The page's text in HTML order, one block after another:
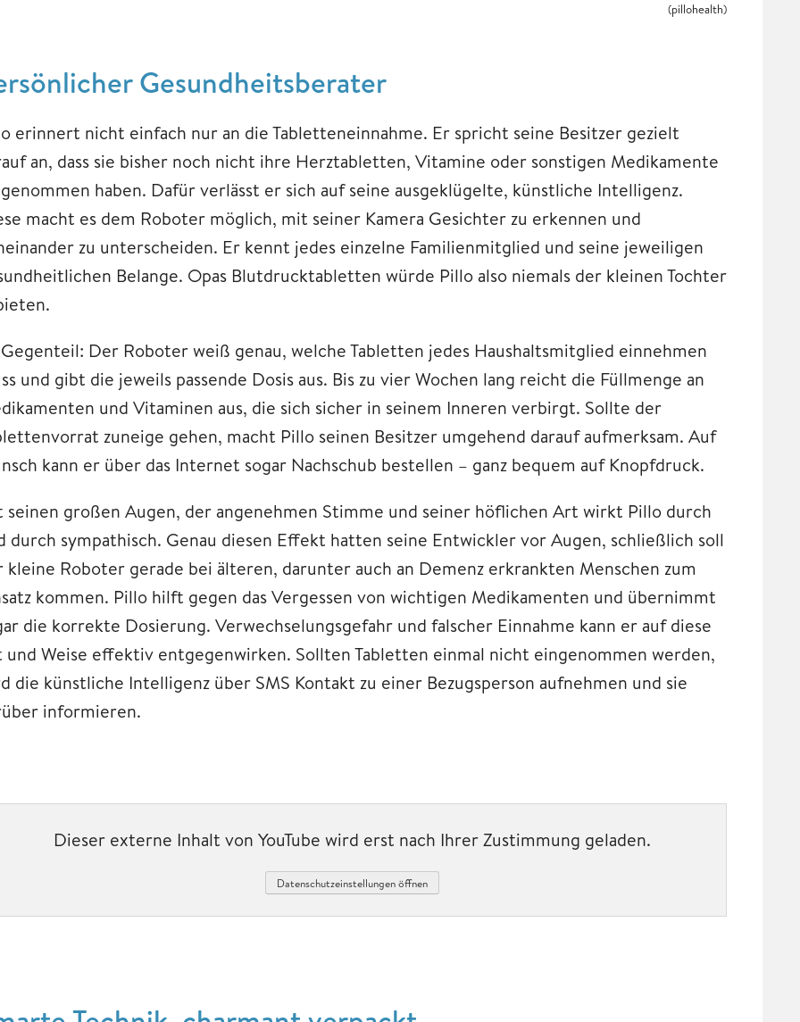
(pillohealth)
Gesundheitsberater
erinnert nicht einfach nur an die Tabletteneinnahme. Er spricht seine Besitzer gezielt
an, dass sie bisher noch nicht ihre Herztabletten, Vitamine oder sonstigen Medikamente
haben. Dafür verlässt er sich auf seine ausgeklügelte, künstliche Intelligenz.
macht es dem Roboter möglich, mit seiner Kamera Gesichter zu erkennen und
zu unterscheiden. Er kennt jedes einzelne Familienmitglied und seine jeweiligen
Belange. Opas Blutdrucktabletten würde Pillo also niemals der kleinen Tochter
Der Roboter weiß genau, welche Tabletten jedes Haushaltsmitglied einnehmen
und gibt die jeweils passende Dosis aus. Bis zu vier Wochen lang reicht die Füllmenge an
und Vitaminen aus, die sich sicher in seinem Inneren verbirgt. Sollte der
zuneige gehen, macht Pillo seinen Besitzer umgehend darauf aufmerksam. Auf
kann er über das Internet sogar Nachschub bestellen – ganz bequem auf Knopfdruck.
seinen großen Augen, der angenehmen Stimme und seiner höflichen Art wirkt Pillo durch
durch sympathisch. Genau diesen Effekt hatten seine Entwickler vor Augen, schließlich soll
kleine Roboter gerade bei älteren, darunter auch an Demenz erkrankten Menschen zum
kommen. Pillo hilft gegen das Vergessen von wichtigen Medikamenten und übernimmt
die korrekte Dosierung. Verwechselungsgefahr und falscher Einnahme kann er auf diese
und Weise effektiv entgegenwirken. Sollten Tabletten einmal nicht eingenommen werden,
die künstliche Intelligenz über SMS Kontakt zu einer Bezugsperson aufnehmen und sie
informieren.
Dieser externe Inhalt von YouTube wird erst nach Ihrer Zustimmung geladen.
Datenschutzeinstellungen öffnen